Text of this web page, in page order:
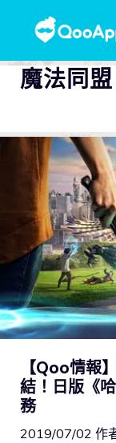
魔法同盟
【Qoo情報
結！日版《
務
2019/07/02 作